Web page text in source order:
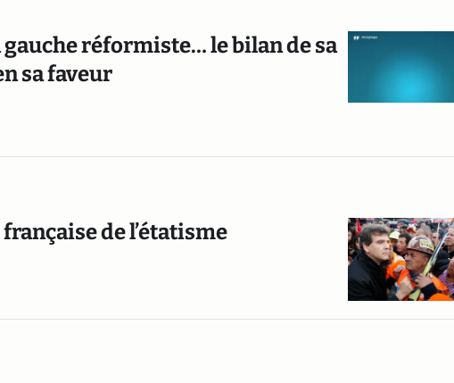
réformiste… le bilan de sa
sa faveur
de l’étatisme